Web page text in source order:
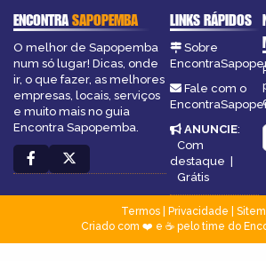
ENCONTRASAPOPEMBA
O melhor de Sapopemba
num só lugar! Dicas, onde
ir, o que fazer, as melhores
empresas, locais, serviços
e muito mais no guia
Encontra Sapopemba.
LINKS RÁPIDOS
Sobre
Fale com o
ANUNCIE:
Com
destaque |
Grátis
Termos| Privacidade
Criado com ❤️ e ☕ pelo time do